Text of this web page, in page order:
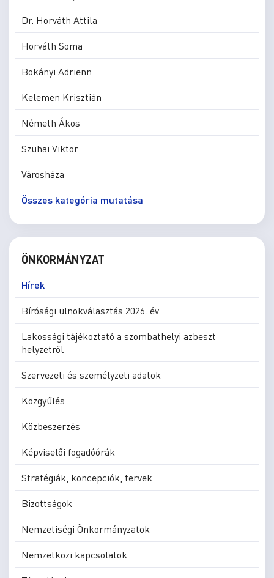
Dr. Horváth Attila
Horváth Soma
Bokányi Adrienn
Kelemen Krisztián
Németh Ákos
Szuhai Viktor
Városháza
Összes kategória mutatása
ÖNKORMÁNYZAT
Hírek
Bírósági ülnökválasztás 2026. év
Lakossági tájékoztató a szombathelyi azbeszt
helyzetről
Szervezeti és személyzeti adatok
Közgyűlés
Közbeszerzés
Képviselői fogadóórák
Stratégiák, koncepciók, tervek
Bizottságok
Nemzetiségi Önkormányzatok
Nemzetközi kapcsolatok